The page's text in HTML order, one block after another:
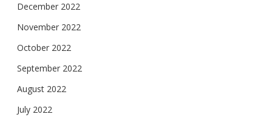
December 2022
November 2022
October 2022
September 2022
August 2022
July 2022